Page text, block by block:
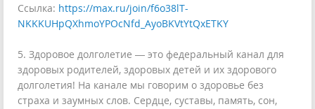
Ссылка: https://max.ru/join/f6o38lT-
NKKKUHpQXhmoYPOcNfd_AyoBKVtYtQxETKY
5. Здоровое долголетие — это федеральный канал для
здоровых родителей, здоровых детей и их здорового
долголетия! На канале мы говорим о здоровье без
страха и заумных слов. Сердце, суставы, память, сон,